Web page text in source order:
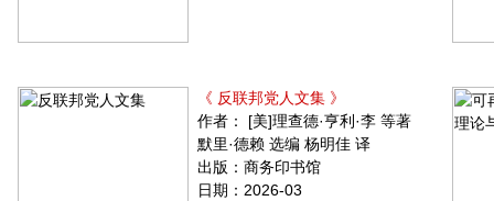
《 反联邦党人文集 》
作者： [美]理查德·亨利·李 等著
默里·德赖 选编 杨明佳 译
出版：商务印书馆
日期：2026-03